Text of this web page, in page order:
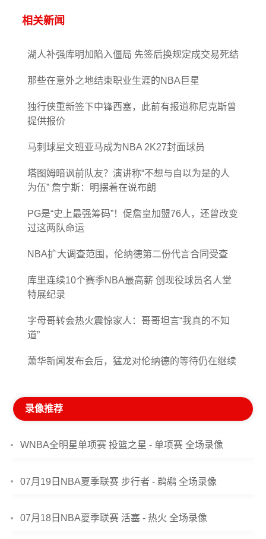
相关新闻
湖人补强库明加陷入僵局 先签后换规定成交易死结
那些在意外之地结束职业生涯的NBA巨星
独行侠重新签下中锋西塞，此前有报道称尼克斯曾
提供报价
马刺球星文班亚马成为NBA 2K27封面球员
塔图姆暗讽前队友？演讲称“不想与自以为是的人
为伍” 詹宁斯：明摆着在说布朗
PG是“史上最强筹码”！促詹皇加盟76人，还曾改变
过这两队命运
NBA扩大调查范围，伦纳德第二份代言合同受查
库里连续10个赛季NBA最高薪 创现役球员名人堂
特展纪录
字母哥转会热火震惊家人：哥哥坦言“我真的不知
道”
萧华新闻发布会后，猛龙对伦纳德的等待仍在继续
录像推荐
WNBA全明星单项赛 投篮之星 - 单项赛 全场录像
07月19日NBA夏季联赛 步行者 - 鹈鹕 全场录像
07月18日NBA夏季联赛 活塞 - 热火 全场录像